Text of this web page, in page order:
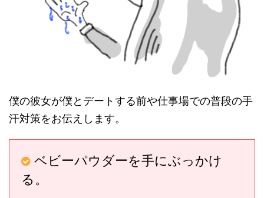
僕の彼女が僕とデートする前や仕事場での普段の手
汗対策をお伝えします。
ベビーパウダーを手にぶっかけ
る。